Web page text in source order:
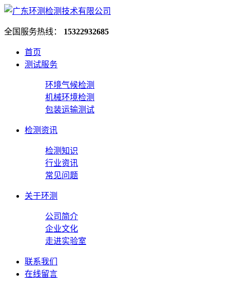
全国服务热线： 15322932685
首页
测试服务
环境气候检测
机械环境检测
包装运输测试
检测资讯
检测知识
行业资讯
常见问题
关于环测
公司简介
企业文化
走进实验室
联系我们
在线留言